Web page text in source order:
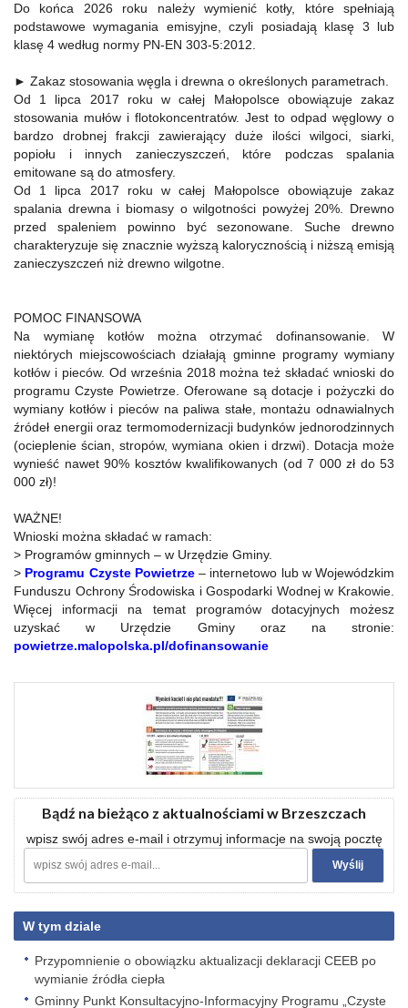
Do końca 2026 roku należy wymienić kotły, które spełniają
podstawowe wymagania emisyjne, czyli posiadają klasę 3 lub
klasę 4 według normy PN-EN 303-5:2012.
► Zakaz stosowania węgla i drewna o określonych parametrach.
Od 1 lipca 2017 roku w całej Małopolsce obowiązuje zakaz
stosowania mułów i flotokoncentratów. Jest to odpad węglowy o
bardzo drobnej frakcji zawierający duże ilości wilgoci, siarki,
popiołu i innych zanieczyszczeń, które podczas spalania
emitowane są do atmosfery.
Od 1 lipca 2017 roku w całej Małopolsce obowiązuje zakaz
spalania drewna i biomasy o wilgotności powyżej 20%. Drewno
przed spaleniem powinno być sezonowane. Suche drewno
charakteryzuje się znacznie wyższą kalorycznością i niższą emisją
zanieczyszczeń niż drewno wilgotne.
POMOC FINANSOWA
Na wymianę kotłów można otrzymać dofinansowanie. W
niektórych miejscowościach działają gminne programy wymiany
kotłów i pieców. Od września 2018 można też składać wnioski do
programu Czyste Powietrze. Oferowane są dotacje i pożyczki do
wymiany kotłów i pieców na paliwa stałe, montażu odnawialnych
źródeł energii oraz termomodernizacji budynków jed­norodzinnych
(ocieplenie ścian, stropów, wymiana okien i drzwi). Dotacja może
wynieść nawet 90% kosztów kwalifikowanych (od 7 000 zł do 53
000 zł)!
WAŻNE!
Wnioski można składać w ramach:
> Programów gminnych – w Urzędzie Gminy.
> Programu Czyste Powietrze– internetowo lub w Wojewódzkim
Funduszu Ochrony Środowiska i Gospodarki Wodnej w Krakowie.
Więcej informacji na temat programów dotacyjnych możesz
uzyskać w Urzędzie Gminy oraz na stronie:
powietrze.malopolska.pl/dofinansowanie
Bądź na bieżąco z aktualnościami w Brzeszczach
wpisz swój adres e-mail i otrzymuj informacje na swoją pocztę
W tym dziale
Przypomnienie o obowiązku aktualizacji deklaracji CEEB po
wymianie źródła ciepła
Gminny Punkt Konsultacyjno-Informacyjny Programu „Czyste